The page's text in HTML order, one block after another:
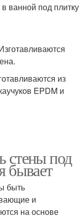
ванной под плитку
из
EPDM и
стены под
бывает
быть
и
на основе